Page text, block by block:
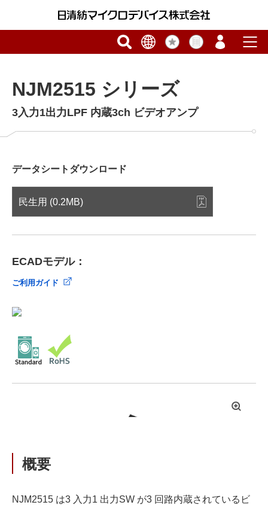
NJM2515 シリーズ
3入力1出力LPF 内蔵3ch ビデオアンプ
データシートダウンロード
民生用 (0.2MB)
ECADモデル：
ご利用ガイド
拡
概要
NJM2515 は3 入力1 出力SW が3 回路内蔵されているビ